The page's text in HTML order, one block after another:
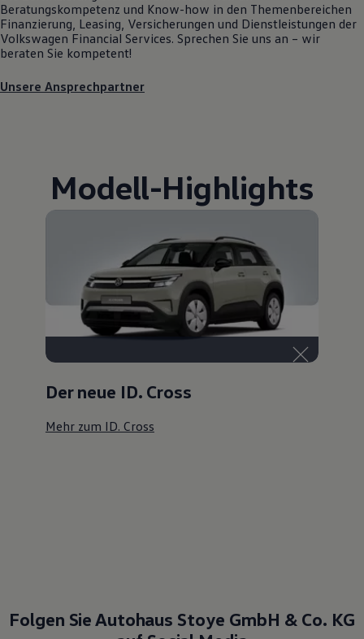
Beratungskompetenz und Know-how in den Themenbereichen
Finanzierung, Leasing, Versicherungen und Dienstleistungen der
Volkswagen Financial Services. Sprechen Sie uns an – wir
beraten Sie kompetent!
Unsere Ansprechpartner
Modell-Highlights
Der neue ID. Cross
Mehr zum ID. Cross
Folgen Sie Autohaus Stoye GmbH & Co. KG